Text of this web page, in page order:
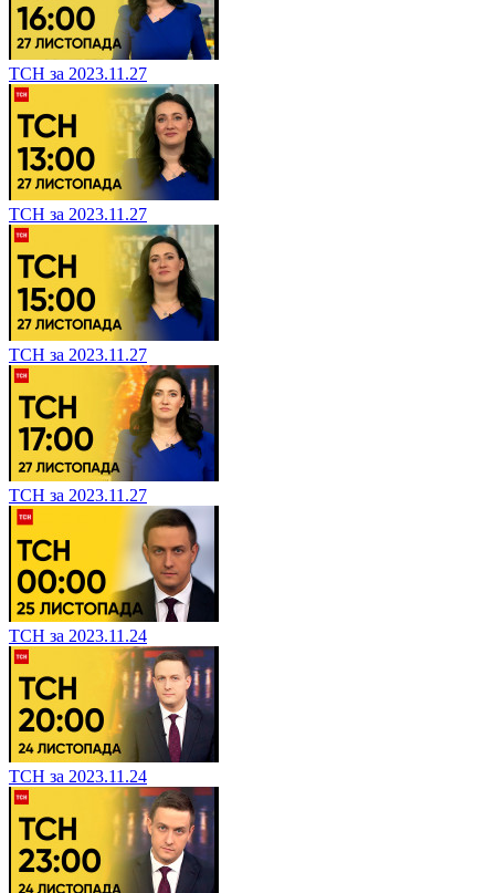
ТСН за 2023.11.27
ТСН за 2023.11.27
ТСН за 2023.11.27
ТСН за 2023.11.27
ТСН за 2023.11.24
ТСН за 2023.11.24